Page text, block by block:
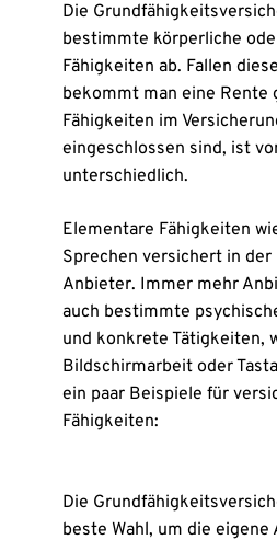
Die
bestimmte körperliche
Fähigkeiten ab. Fallen
bekommt man eine Rente
Fähigkeiten im
eingeschlossen sind, ist
unterschiedlich.
Elementare Fähigkeiten
Sprechen versichert in
Anbieter. Immer mehr
auch bestimmte
und konkrete Tätigkeiten,
Bildschirmarbeit oder
ein paar Beispiele für
Fähigkeiten:
Die
beste Wahl, um die